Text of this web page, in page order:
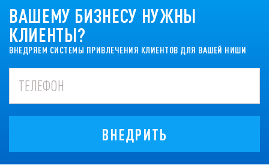
ВАШЕМУ БИЗНЕСУ НУЖНЫ
КЛИЕНТЫ?
ВНЕДРЯЕМ СИСТЕМЫ ПРИВЛЕЧЕНИЯ КЛИЕНТОВ ДЛЯ ВАШЕЙ НИШИ
ВНЕДРИТЬ